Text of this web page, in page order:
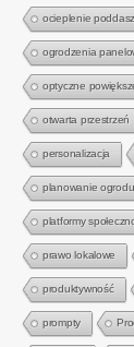
ocieplenie
ogrodzenia
optyczne
otwarta przestrzeń
personalizacja
planowanie ogrodu
platformy
prawo lokalowe
produktywność
prompty